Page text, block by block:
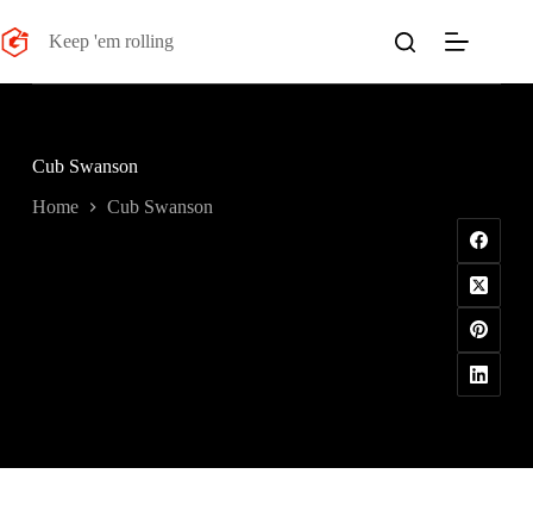
al
contenuto
Keep 'em rolling
Cub Swanson
Home Cub Swanson